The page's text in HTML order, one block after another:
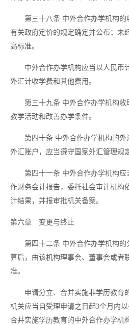
第三十八条 中外合作办学机构
有关政府定价的规定确定并公布；未
高标准。
中外合作办学机构应当以人民币
外汇计收学费和其他费用。
第三十九条 中外合作办学机构
教学活动和改善办学条件。
第四十条 中外合作办学机构的
外汇账户，应当遵守国家外汇管理规
第四十一条 中外合作办学机构应
作财务会计报告，委托社会审计机构
计结果，并报审批机关备案。
第六章 变更与终止
第四十二条 中外合作办学机构
算后，由该机构理事会、董事会或者
准。
申请分立、合并实施非学历教育
机关应当自受理申请之日起3个月内
合并实施学历教育的中外合作办学机